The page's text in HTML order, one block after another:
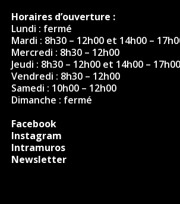
Horaires d’ouverture :
Lundi : fermé
Mardi : 8h30 – 12h00 et 14h00 –
Mercredi : 8h30 – 12h00
Jeudi : 8h30 – 12h00 et 14h00 – 17h00
Vendredi : 8h30 – 12h00
Samedi : 10h00 – 12h00
Dimanche : fermé
Facebook
Instagram
Intramuros
Newsletter